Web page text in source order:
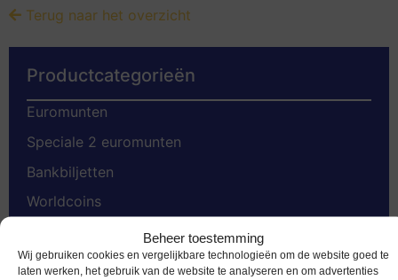
Beheer toestemming
Wij gebruiken cookies en vergelijkbare technologieën om de website goed te
laten werken, het gebruik van de website te analyseren en om advertenties
Terug naar het overzicht
Productcategorieën
Euromunten
Speciale 2 euromunten
Bankbiljetten
Worldcoins
Nederland Voor 2002
Gold Coins